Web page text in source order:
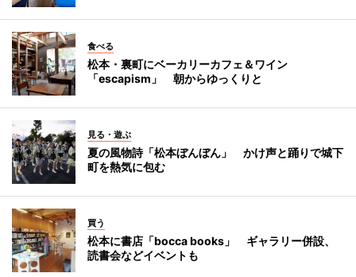
食べる
松本・裏町にベーカリーカフェ＆ワイン
「escapism」 朝からゆっくりと
見る・遊ぶ
夏の風物詩「松本ぼんぼん」 かけ声と踊りで城下
町を熱気に包む
買う
松本に書店「bocca books」 ギャラリー併設、
読書会などイベントも